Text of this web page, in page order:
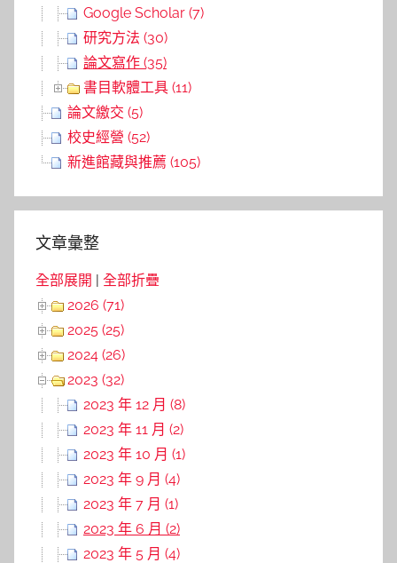
Google Scholar (7)
研究方法 (30)
論文寫作 (35)
書目軟體工具 (11)
論文繳交 (5)
校史經營 (52)
新進館藏與推薦 (105)
文章彙整
全部展開 | 全部折疊
2026 (71)
2025 (25)
2024 (26)
2023 (32)
2023 年 12 月 (8)
2023 年 11 月 (2)
2023 年 10 月 (1)
2023 年 9 月 (4)
2023 年 7 月 (1)
2023 年 6 月 (2)
2023 年 5 月 (4)